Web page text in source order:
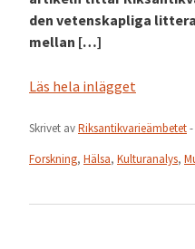
den vetenskapliga
mellan […]
Läs hela inlägget
Skrivet avRiksantikvarieämbetet
Forskning, Hälsa, Kulturanalys,